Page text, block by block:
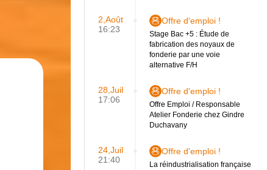
2,Août
16:23
Offre d'emploi !
Stage Bac +5 : Étude de
fabrication des noyaux de
fonderie par une voie
alternative F/H
28,Juil
17:06
Offre d'emploi !
Offre Emploi / Responsable
Atelier Fonderie chez Gindre
Duchavany
24,Juil
21:40
Offre d'emploi !
La réindustrialisation française